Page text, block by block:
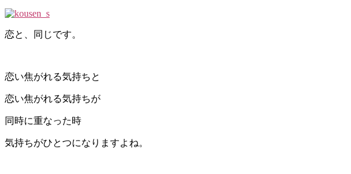
恋と、同じです。
恋い焦がれる気持ちと
恋い焦がれる気持ちが
同時に重なった時
気持ちがひとつになりますよね。